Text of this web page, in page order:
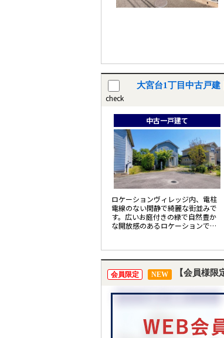
check
大宮台1丁目中古戸
中古一戸建て
ロケーションヴィレッジ内、電柱
電線のない閑静で綺麗な街並みで
す。広いお庭付きの緑で自然豊か
な開放感のあるロケーションで
会員限定 NEW 【会員様限